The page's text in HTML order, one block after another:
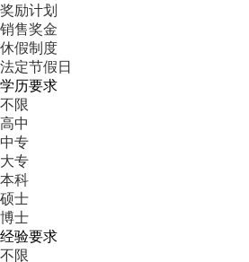
奖励计划
销售奖金
休假制度
法定节假日
学历要求
不限
高中
中专
大专
本科
硕士
博士
经验要求
不限